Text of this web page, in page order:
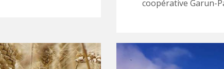
coopérative Garun-